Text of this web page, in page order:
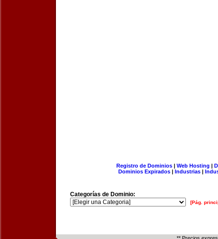
Registro de Dominios| Web Hosting |
Dominios Expirados | Industrias |
Categorías de Dominio:
[Pág.